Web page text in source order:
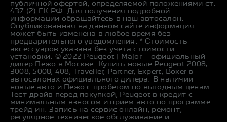
публичной офертой, определяемой положениями ст.
437 (2) ГК РФ. Для получения подробной
информации обращайтесь в наш автосалон.
Опубликованная на данном сайте информация
может быть изменена в любое время без
предварительного уведомления. * Стоимость
аксессуаров указана без учета стоимости
установки. © 2022 Peugeot | Major – официальный
дилер Пежо в Москве. Купить новые Peugeot 2008,
3008, 5008, 408, Traveller, Partner, Expert, Boxer в
автосалонах официального дилера. В наличии
новые авто и Пежо с пробегом по выгодным ценам.
Тест-драйв перед покупкой, Peugeot в кредит с
минимальным взносом и прием авто по программе
трейд-ин. Запись на сервис онлайн, ремонт,
регулярное техническое обслуживание и